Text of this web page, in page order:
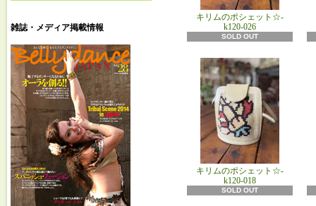
雑誌・メディア掲載情報
キリムのポシェット☆-
k120-026
SOLD OUT
キリムのポシェット☆-
k120-018
SOLD OUT